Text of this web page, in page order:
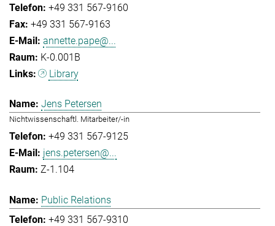
+49 331 567-9160
+49 331 567-9163
annette.pape@...
K-0.001B
Library
Jens Petersen
Nichtwissenschaftl. Mitarbeiter/-in
+49 331 567-9125
jens.petersen@...
Z-1.104
Public Relations
+49 331 567-9310